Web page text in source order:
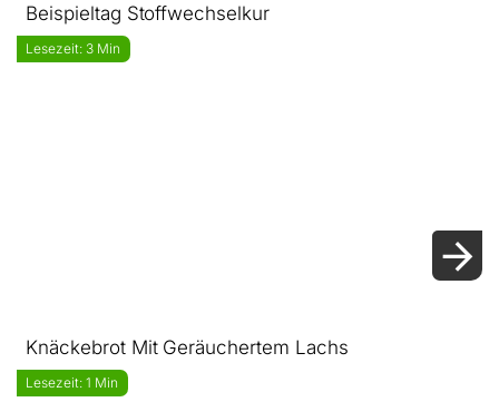
Beispieltag Stoffwechselkur
Lesezeit: 3 Min
Knäckebrot Mit Geräuchertem Lachs
Lesezeit: 1 Min